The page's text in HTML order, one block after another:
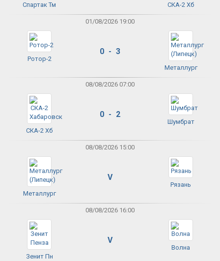
Спартак Тм СКА-2 Хб
01/08/2026 19:00
Ротор-2
0 - 3
Металлург
08/08/2026 07:00
СКА-2 Хб
0 - 2
Шумбрат
08/08/2026 15:00
Металлург
V
Рязань
08/08/2026 16:00
Зенит Пн
V
Волна